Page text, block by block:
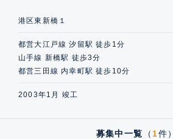
港区東新橋１
都営大江戸線 汐留駅 徒歩1分
山手線 新橋駅 徒歩3分
都営三田線 内幸町駅 徒歩10分
2003年1月 竣工
募集中一覧 （ 1件）